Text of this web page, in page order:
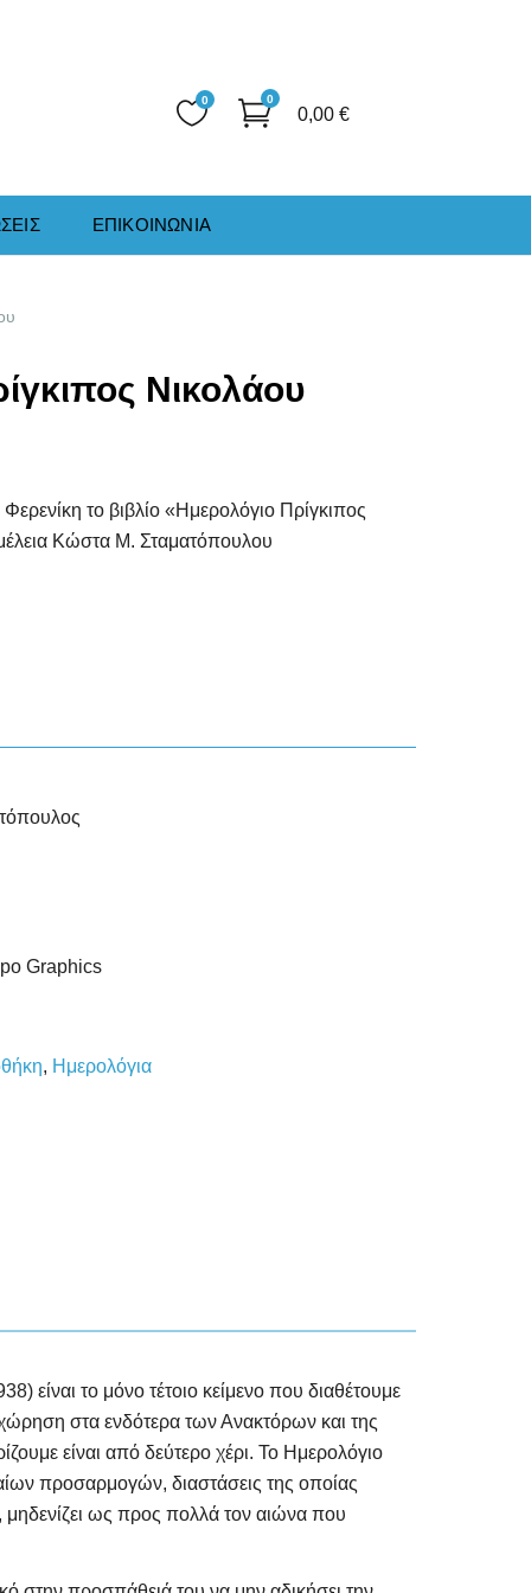
0
0,00 €
0
ΕΠΙΚΟΙΝΩΝΙΑ
Νικολάου
το βιβλίο «Ημερολόγιο Πρίγκιπος
Κώστα Μ. Σταματόπουλου
Graphics
, Ημερολόγια
το μόνο τέτοιο κείμενο που διαθέτουμε
στα ενδότερα των Ανακτόρων και της
είναι από δεύτερο χέρι. Το Ημερολόγιο
προσαρμογών, διαστάσεις της οποίας
ως προς πολλά τον αιώνα που